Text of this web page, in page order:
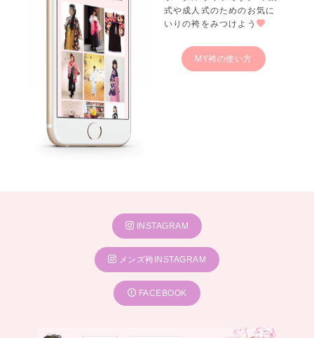
式や成人式のためのお気に
いりの袴をみつけよう
MY袴の使い方
INSTAGRAM
メンズ袴INSTAGRAM
FACEBOOK